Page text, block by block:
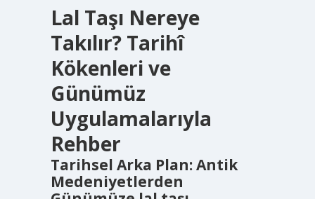
Lal Taşı Nereye
Takılır? Tarihî
Kökenleri ve
Günümüz
Uygulamalarıyla
Rehber
Tarihsel Arka Plan: Antik
Medeniyetlerden